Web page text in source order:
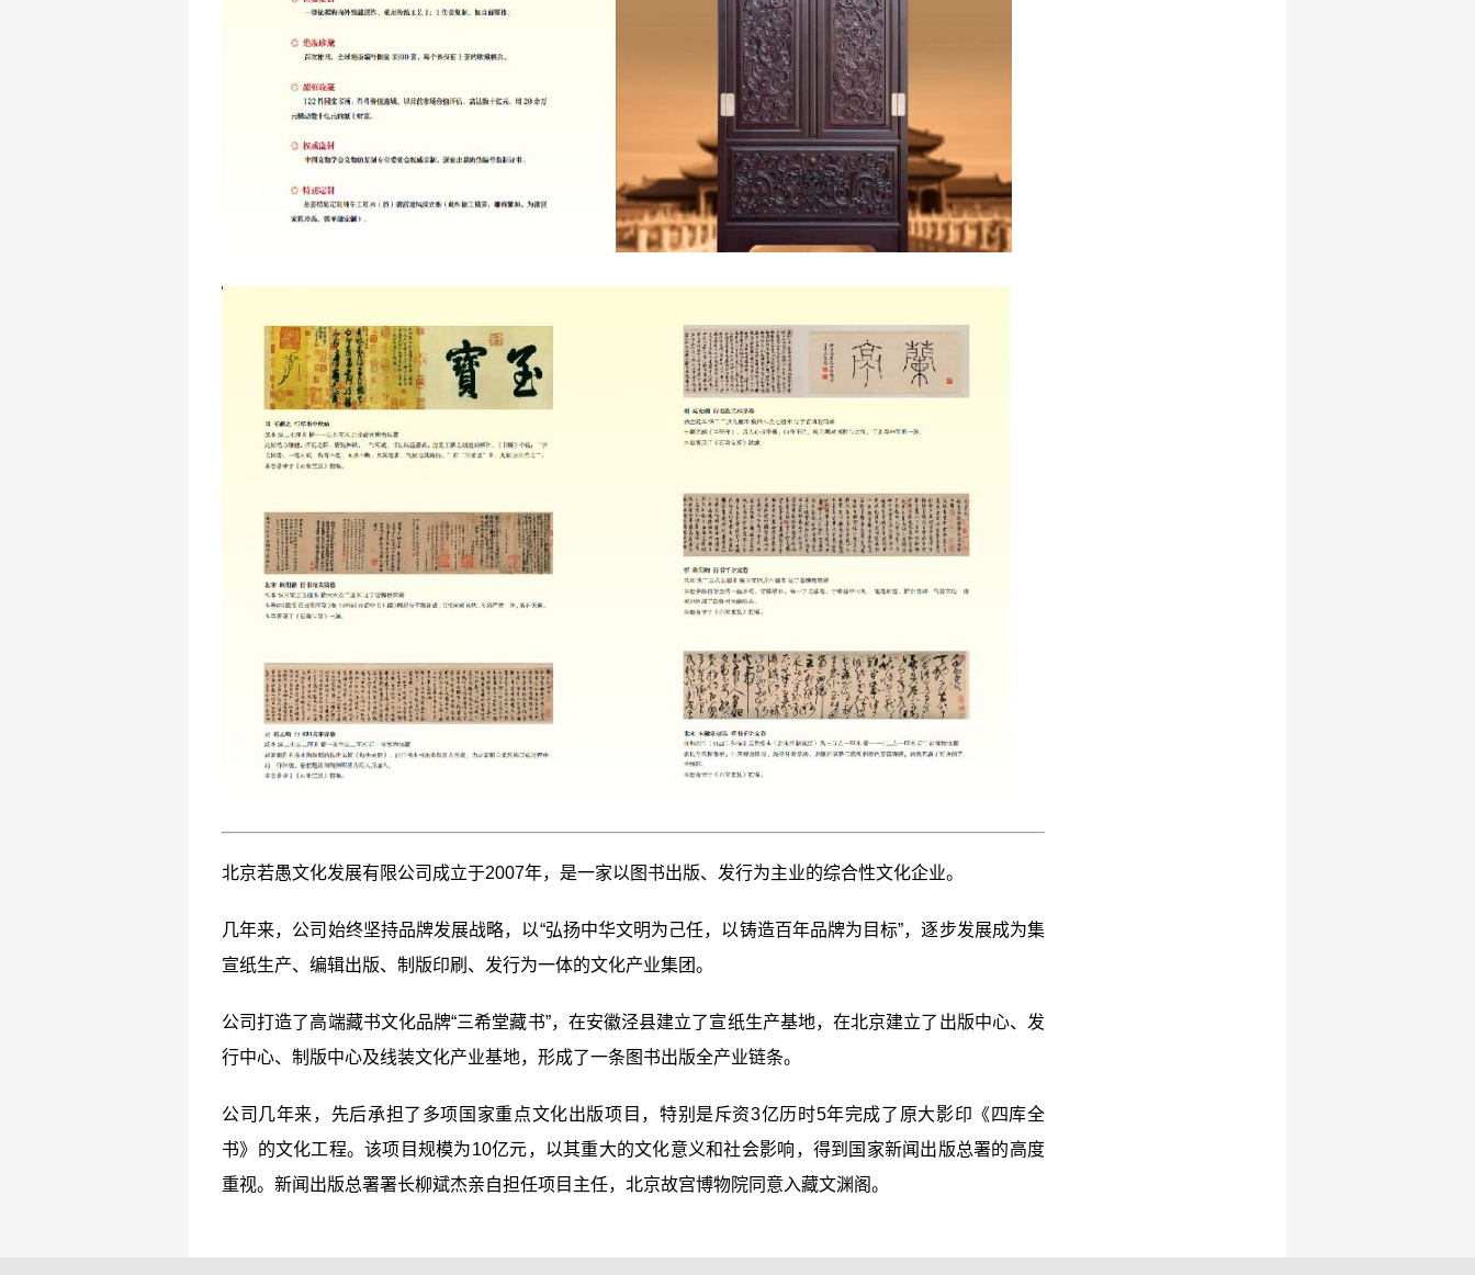
北京若愚文化发展有限公司成立于2007年，是一家以图书出版、发行为主业的综合性文化企业。
几年来，公司始终坚持品牌发展战略，以“弘扬中华文明为己任，以铸造百年品牌为目标”，逐步发展成为集
宣纸生产、编辑出版、制版印刷、发行为一体的文化产业集团。
公司打造了高端藏书文化品牌“三希堂藏书”，在安徽泾县建立了宣纸生产基地，在北京建立了出版中心、发
行中心、制版中心及线装文化产业基地，形成了一条图书出版全产业链条。
公司几年来，先后承担了多项国家重点文化出版项目，特别是斥资3亿历时5年完成了原大影印《四库全
书》的文化工程。该项目规模为10亿元，以其重大的文化意义和社会影响，得到国家新闻出版总署的高度
重视。新闻出版总署署长柳斌杰亲自担任项目主任，北京故宫博物院同意入藏文渊阁。